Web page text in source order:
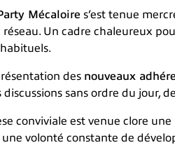
Mécaloire s’est tenue
réseau. Un cadre chaleureux
des nouveaux
discussions sans ordre du jour,
conviviale est venue clore une
volonté constante de